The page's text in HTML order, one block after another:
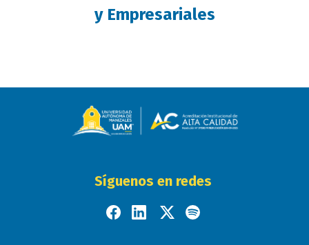
y Empresariales
Síguenos en redes